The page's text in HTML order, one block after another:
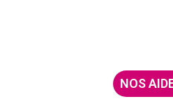
NOS